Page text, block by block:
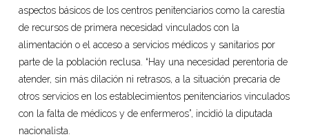
aspectos básicos de los centros penitenciarios como la carestía
de recursos de primera necesidad vinculados con la
alimentación o el acceso a servicios médicos y sanitarios por
parte de la población reclusa. “Hay una necesidad perentoria de
atender, sin más dilación ni retrasos, a la situación precaria de
otros servicios en los establecimientos penitenciarios vinculados
con la falta de médicos y de enfermeros”, incidió la diputada
nacionalista.